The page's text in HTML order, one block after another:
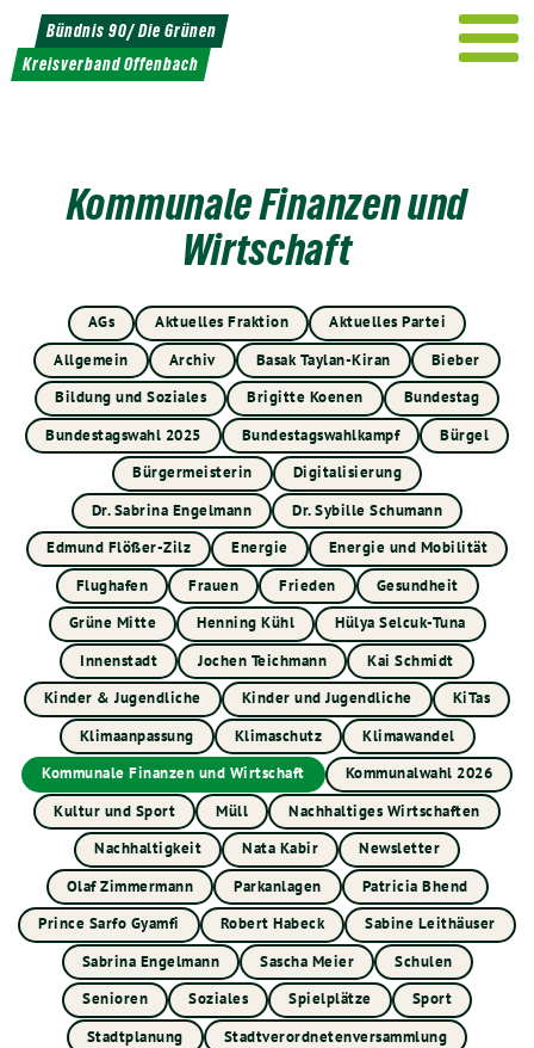
Weiter
zum
Inhalt
Bündnis 90/ Die Grünen
Kreisverband Offenbach
Kommunale Finanzen und
Wirtschaft
AGs Aktuelles Fraktion
Aktuelles Partei
Allgemein
Archiv Basak Taylan-Kiran
Bieber
Bildung und Soziales
Brigitte Koenen
Bundestag
Bundestagswahl 2025
Bundestagswahlkampf
Bürgel
Bürgermeisterin
Digitalisierung
Dr. Sabrina Engelmann
Dr. Sybille Schumann
Edmund Flößer-Zilz
Energie
Energie und Mobilität
Flughafen
Frauen Frieden
Gesundheit
Grüne Mitte
Henning Kühl
Hülya Selcuk-Tuna
Innenstadt
Jochen Teichmann
Kai Schmidt
Kinder & Jugendliche
Kinder und Jugendliche
KiTas
Klimaanpassung
Klimaschutz
Klimawandel
Kommunale Finanzen und Wirtschaft
Kommunalwahl 2026
Kultur und Sport
Müll
Nachhaltiges Wirtschaften
Nachhaltigkeit
Nata Kabir
Newsletter
Olaf Zimmermann
Parkanlagen
Patricia Bhend
Prince Sarfo Gyamfi
Robert Habeck
Sabine Leithäuser
Sabrina Engelmann
Sascha Meier
Schulen
Senioren
Soziales Spielplätze
Sport
Stadtplanung
Stadtverordnetenversammlung